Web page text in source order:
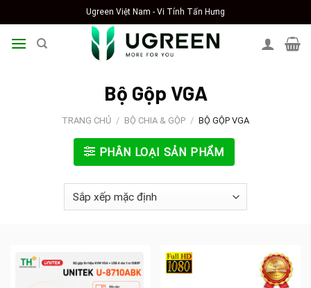
to
content
Ugreen Việt Nam - Vi Tính Tấn Hưng
Bộ Gộp VGA
TRANG CHỦ / BỘ CHIA & GỘP / BỘ GỘP VGA
PHÂN LOẠI SẢN PHẨM